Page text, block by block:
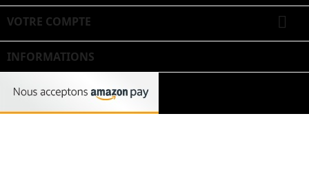
VOTRE COMPTE 
INFORMATIONS